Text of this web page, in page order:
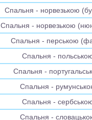
Спальня - норвезькою
Спальня - норвезькою
Спальня - перською
Спальня -
Спальня -
Спальня -
Спальня -
Спальня -